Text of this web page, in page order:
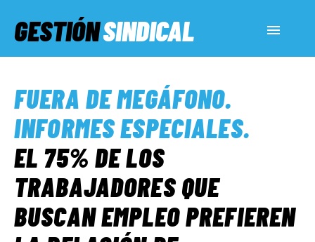
GESTIÓNSINDICAL
SERVICIOS SOCIALES
INFORMES ESPECIALES
FUERA DE MEGÁFONO
FUERA DE MEGÁFONO.
INFORMES ESPECIALES.
EL 75% DE LOS
TRABAJADORES QUE
BUSCAN EMPLEO PREFIEREN